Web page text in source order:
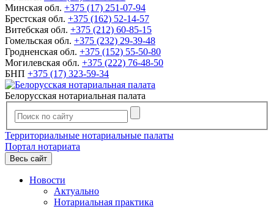
Минская обл. +375 (17) 251-07-94
Брестская обл. +375 (162) 52-14-57
Витебская обл. +375 (212) 60-85-15
Гомельская обл. +375 (232) 29-39-48
Гродненская обл. +375 (152) 55-50-80
Могилевская обл. +375 (222) 76-48-50
БНП +375 (17) 323-59-34
Белорусская нотариальная палата
Территориальные нотариальные палаты
Портал нотариата
Весь сайт
Новости
Актуально
Нотариальная практика